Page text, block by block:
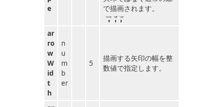
e
で描画されます。
ar
ro
w
W
id
t
h
n
u
m
b
er
5
描画する矢印の幅を整
数値で指定します。